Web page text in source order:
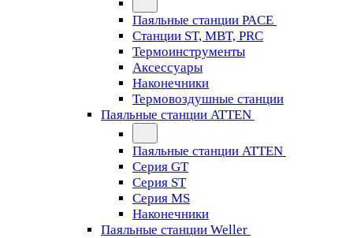
Паяльные станции PACE
Станции ST, MBT, PRC
Термоинструменты
Аксессуары
Наконечники
Термовоздушные станции
Паяльные станции ATTEN
Паяльные станции ATTEN
Серия GT
Серия ST
Серия MS
Наконечники
Паяльные станции Weller